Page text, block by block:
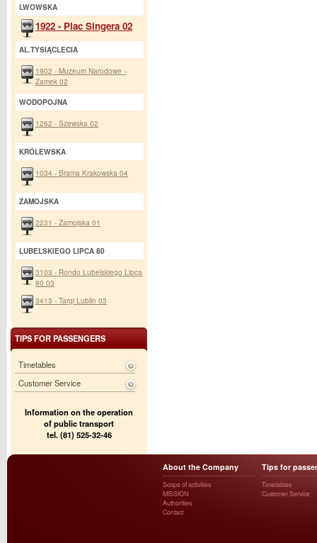
LWOWSKA
1922 - Plac Singera 02
AL.TYSIĄCLECIA
1902 - Muzeum Narodowe -
Zamek 02
WODOPOJNA
1262 - Szewska 02
KRÓLEWSKA
1034 - Brama Krakowska 04
ZAMOJSKA
2231 - Zamojska 01
LUBELSKIEGO LIPCA 80
3103 - Rondo Lubelskiego Lipca
80 03
3413 - Targi Lublin 03
TIPS FOR PASSENGERS
Timetables
Customer Service
Information on the operation
of public transport
tel. (81) 525-32-46
About the Company
Scope of activities
MISSION
Authorities
Contact
Tips for
Timetables
Customer Service